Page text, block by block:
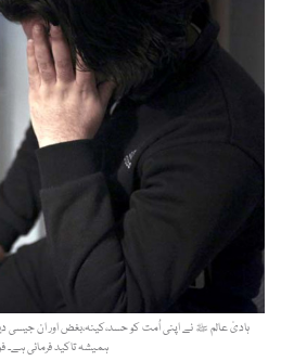
ہادیٔ عالم ﷺ نے اپنی اُمت کو حسد،کینہ،بغض اور ان جیسی
ہمیشہ تاکید فرمائی ہے۔